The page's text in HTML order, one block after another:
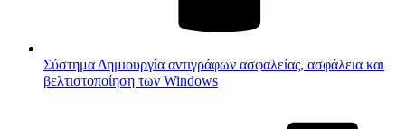
Σύστημα Δημιουργία αντιγράφων ασφαλείας, ασφάλεια και
βελτιστοποίηση των Windows